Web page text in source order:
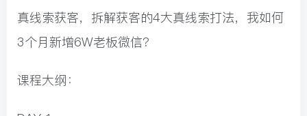
真线索获客，拆解获客的4大真线索打法，我如何
3个月新增6W老板微信?
课程大纲：